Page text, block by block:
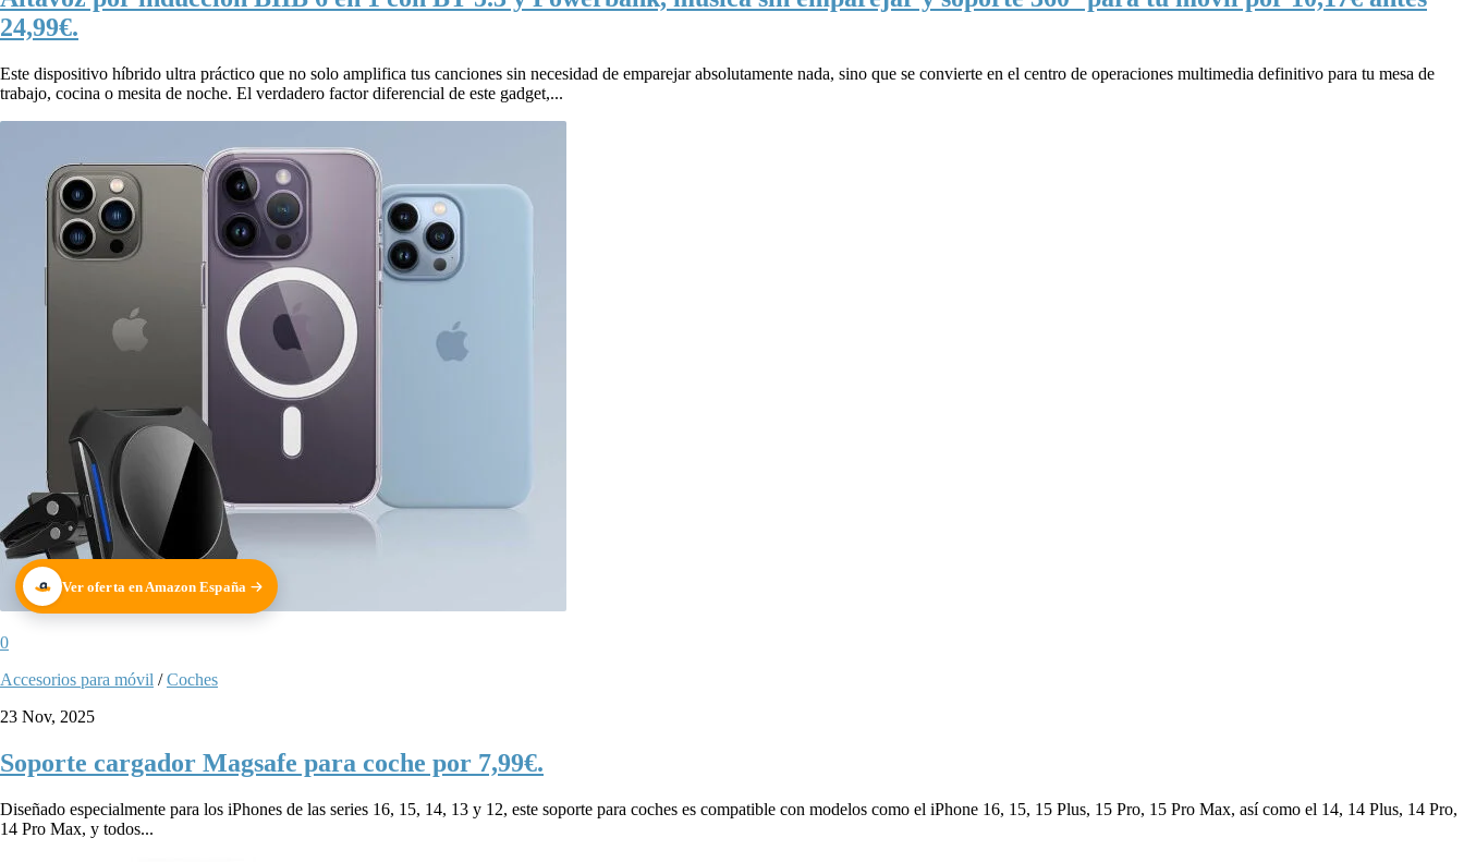
24,99€.
Este dispositivo híbrido ultra práctico que no solo amplifica tus canciones sin necesidad de emparejar absolutamente nada, sino que se convierte en el centro de operaciones multimedia definitivo para tu mesa de
trabajo, cocina o mesita de noche. El verdadero factor diferencial de este gadget,...
Ver oferta en Amazon España
0
Accesorios para móvil /Coches
23 Nov, 2025
Soporte cargador Magsafe para coche por 7,99€.
Diseñado especialmente para los iPhones de las series 16, 15, 14, 13 y 12, este soporte para coches es compatible con modelos como el iPhone 16, 15, 15 Plus, 15 Pro, 15 Pro Max, así como el 14, 14 Plus, 14 Pro,
14 Pro Max, y todos...